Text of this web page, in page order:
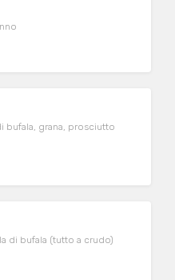
bufala, grana, prosciutto
di bufala (tutto a crudo)